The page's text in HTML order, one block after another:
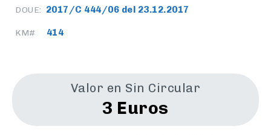
DOUE: 2017/C 444/06 del 23.12.2017
KM# 414
Valor en Sin Circular
3 Euros